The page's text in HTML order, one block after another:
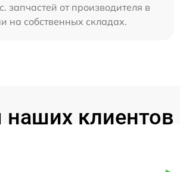
запчастей от производителя в
на собственных складах.
клиентов